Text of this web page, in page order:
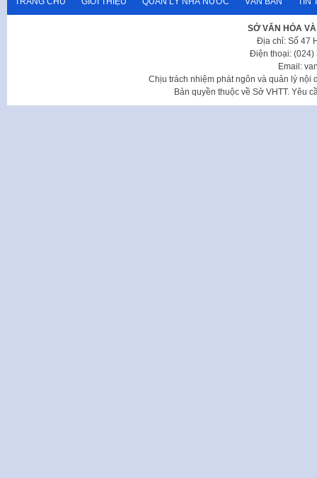
SỞ VĂN HÓA
Địa chỉ: Số 47
Điện thoại: (024)
Email:
Chịu trách nhiệm phát ngôn và quản lý nội
Bản quyền thuộc về Sở VHTT. Yêu